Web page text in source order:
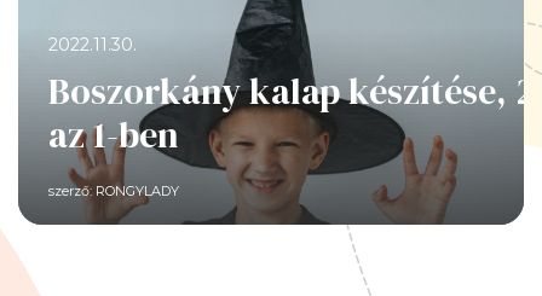
2022.11.30.
Boszorkány kalap készítése, 2
az 1-ben
szerző: RONGYLADY